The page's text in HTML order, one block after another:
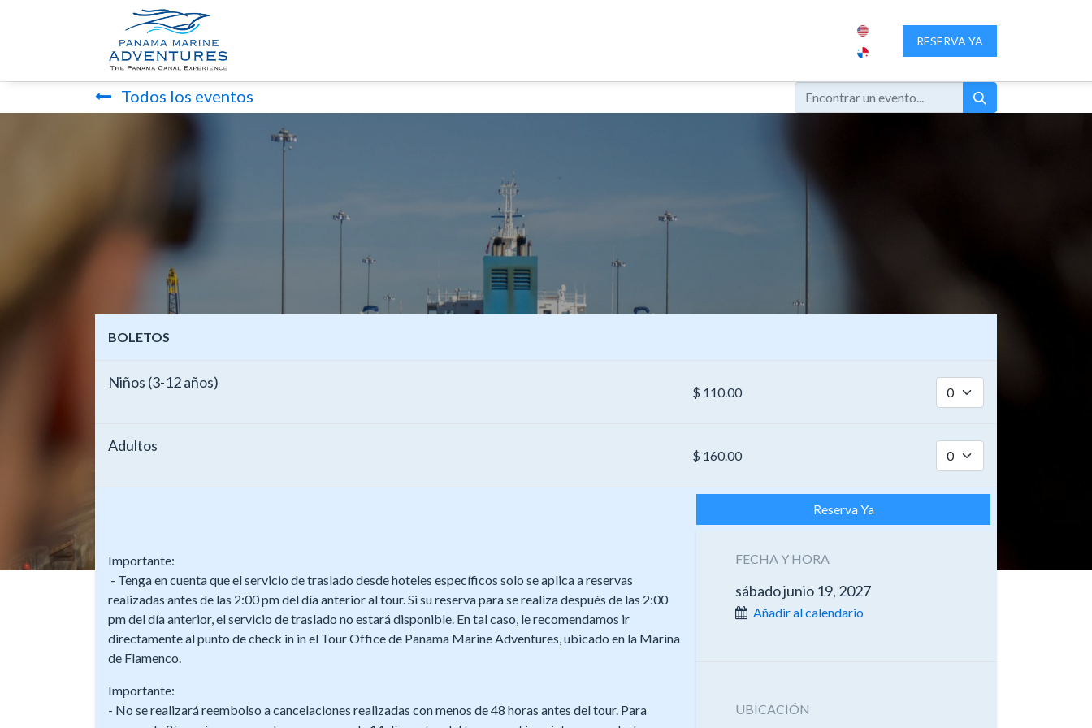
SOBRE NOSOTROS CONTACTENOS
RESERVA YA
Todos los eventos
BOLETOS
Niños (3-12 años)
$ 110.00
Adultos
$ 160.00
Reserva Ya
Importante:
- Tenga en cuenta que el servicio de traslado desde hoteles específicos solo se aplica a reservas
realizadas antes de las 2:00 pm del día anterior al tour. Si su reserva para se realiza después de las 2:00
pm del día anterior, el servicio de traslado no estará disponible. En tal caso, le recomendamos ir
directamente al punto de check in in el Tour Office de Panama Marine Adventures, ubicado en la Marina
de Flamenco.
Importante:
- No se realizará reembolso a cancelaciones realizadas con menos de 48 horas antes del tour. Para
FECHA Y HORA
sábado junio 19, 2027
Añadir al calendario
UBICACIÓN